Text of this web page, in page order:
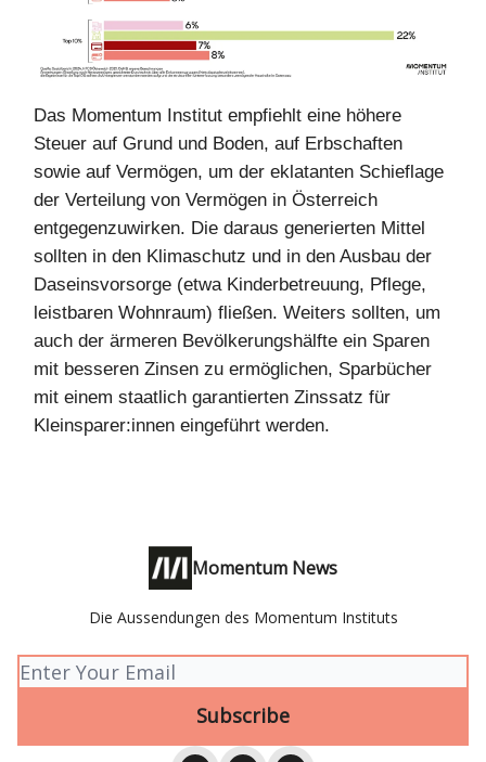
Das Momentum Institut empfiehlt eine höhere
Steuer auf Grund und Boden, auf Erbschaften
sowie auf Vermögen, um der eklatanten Schieflage
der Verteilung von Vermögen in Österreich
entgegenzuwirken. Die daraus generierten Mittel
sollten in den Klimaschutz und in den Ausbau der
Daseinsvorsorge (etwa Kinderbetreuung, Pflege,
leistbaren Wohnraum) fließen. Weiters sollten, um
auch der ärmeren Bevölkerungshälfte ein Sparen
mit besseren Zinsen zu ermöglichen, Sparbücher
mit einem staatlich garantierten Zinssatz für
Kleinsparer:innen eingeführt werden.
Momentum News
Die Aussendungen des Momentum Instituts